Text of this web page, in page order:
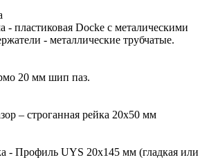
- пластиковая Docke с металическими
- металлические трубчатые.
20 мм шип паз.
– строганная рейка 20х50 мм
- Профиль UYS 20x145 мм (гладкая или